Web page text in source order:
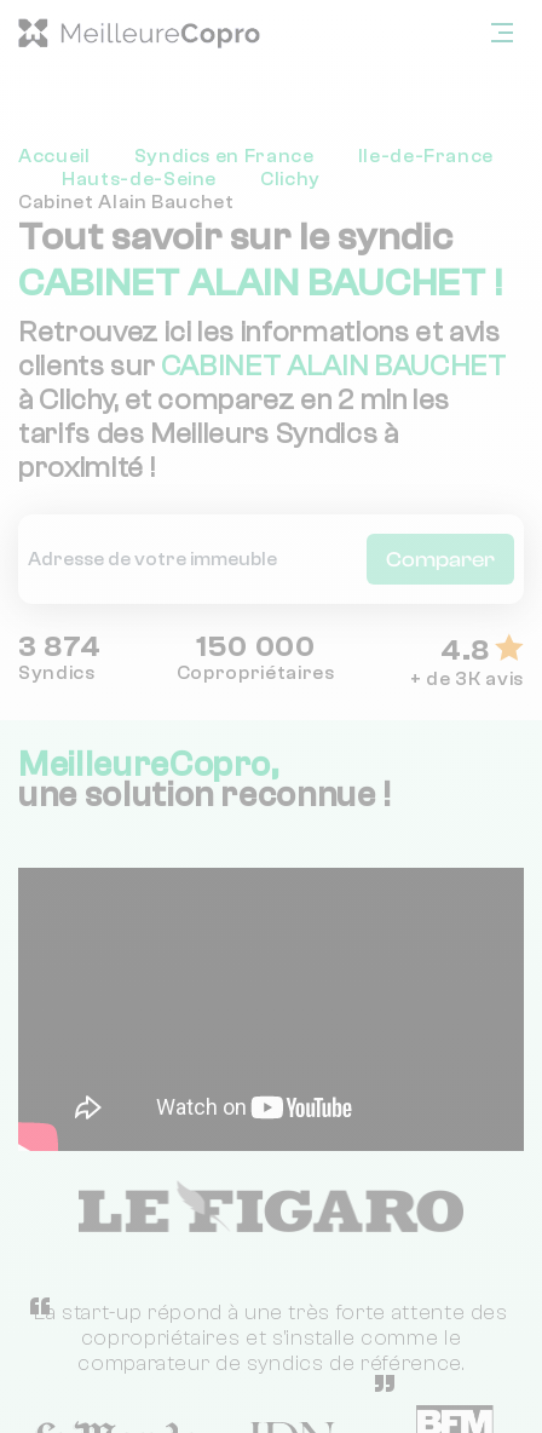
Accueil Syndics en France
Ile-de-France
Hauts-de-Seine
Clichy
Cabinet Alain Bauchet
Tout savoir sur le syndic
CABINET ALAIN BAUCHET !
Retrouvez ici les informations et avis
clients sur CABINET ALAIN BAUCHET
à Clichy, et comparez en 2 min les
tarifs des Meilleurs Syndics à
proximité !
Comparer
3 874
Syndics
150 000
Copropriétaires
4.8
+ de 3K avis
MeilleureCopro,
une solution reconnue !
“
La start-up répond à une très forte attente des
copropriétaires et s'installe comme le
comparateur de syndics de référence.
”